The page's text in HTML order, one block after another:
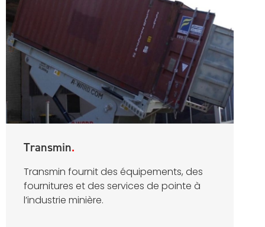
Transmin
Transmin fournit des équipements, des
fournitures et des services de pointe à
l’industrie minière.